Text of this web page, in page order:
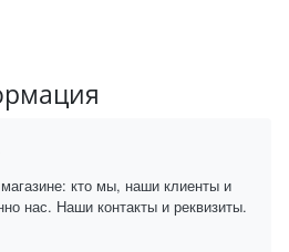
кто мы, наши клиенты и
нас. Наши контакты и реквизиты.